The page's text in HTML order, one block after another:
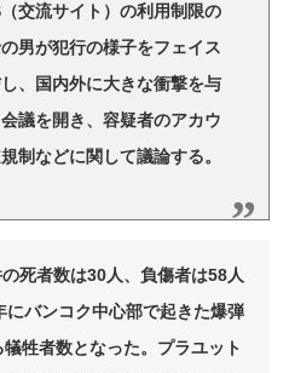
交流サイト）の利用制限の
男が犯行の様子をフェイス
、国内外に大きな衝撃を与
議を開き、容疑者のアカウ
制などに関して議論する。
死者数は30人、負傷者は58人
バンコク中心部で起きた爆弾
牲者数となった。プラユット